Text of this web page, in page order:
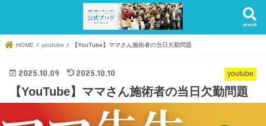
search
HOME youtube 【YouTube】ママさん施術者の当日欠勤問題
youtube
2025.10.09 2025.10.10
【YouTube】ママさん施術者の当日欠勤問題